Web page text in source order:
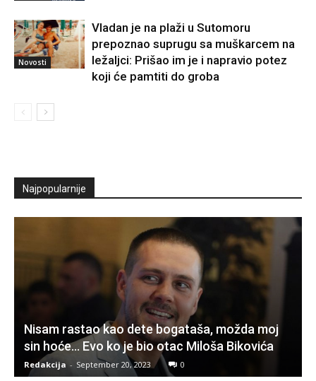
Novosti
Vladan je na plaži u Sutomoru
prepoznao suprugu sa muškarcem na
ležaljci: Prišao im je i napravio potez
koji će pamtiti do groba
Najpopularnije
Nisam rastao kao dete bogataša, možda moj
sin hoće… Evo ko je bio otac Miloša Bikovića
Redakcija - September 20, 2023 0